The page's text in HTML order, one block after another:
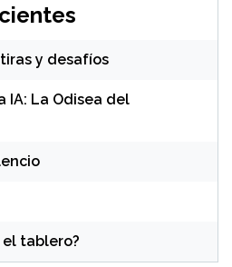
y desafíos
IA: La Odisea del
el tablero?